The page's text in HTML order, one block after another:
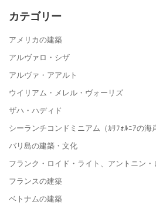
カテゴリー
アメリカの建築
アルヴァロ・シザ
アルヴァ・アアルト
ウイリアム・メレル・ヴォーリズ
ザハ・ハディド
シーランチコンドミニアム（ｶﾘﾌｫﾙﾆｱの海
バリ島の建築・文化
フランク・ロイド・ライト、アントニン
フランスの建築
ベトナムの建築